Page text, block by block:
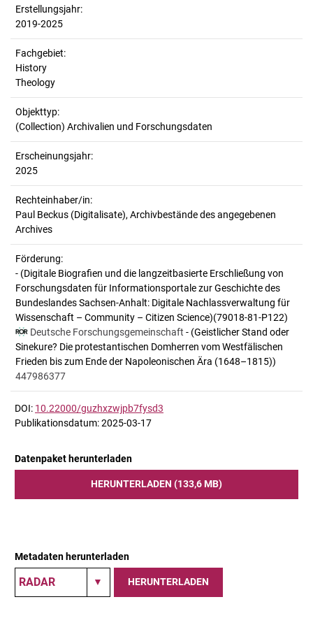
Erstellungsjahr:
2019-2025
Fachgebiet:
History
Theology
Objekttyp:
(Collection) Archivalien und Forschungsdaten
Erscheinungsjahr:
2025
Rechteinhaber/in:
Paul Beckus (Digitalisate), Archivbestände des angegebenen
Archives
Förderung:
- (Digitale Biografien und die langzeitbasierte Erschließung von
Forschungsdaten für Informationsportale zur Geschichte des
Bundeslandes Sachsen-Anhalt: Digitale Nachlassverwaltung für
Wissenschaft – Community – Citizen Science)(79018-81-P122)
Deutsche Forschungsgemeinschaft - (Geistlicher Stand oder
Sinekure? Die protestantischen Domherren vom Westfälischen
Frieden bis zum Ende der Napoleonischen Ära (1648–1815))
447986377
DOI: 10.22000/guzhxzwjpb7fysd3
Publikationsdatum: 2025-03-17
Datenpaket herunterladen
HERUNTERLADEN (133,6 MB)
Metadaten herunterladen
HERUNTERLADEN